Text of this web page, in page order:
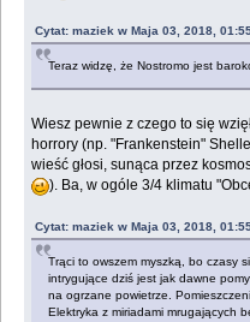
Cytat: maziek w Maja 03, 2018,
Teraz widzę, że Nostromo jest
Wiesz pewnie z czego to się
horrory (np. "Frankenstein"
wieść głosi, sunąca przez
). Ba, w ogóle 3/4 klimatu
Cytat: maziek w Maja 03, 2018,
Trąci to owszem myszką, bo czasy
intrygujące dziś jest jak dawne
na ogrzane powietrze.
Elektryka z miriadami mrugających